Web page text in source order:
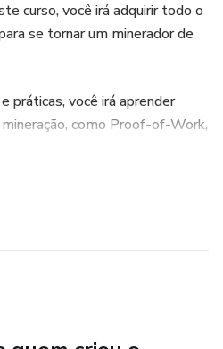
curso, você irá adquirir todo o
se tornar um minerador de
práticas, você irá aprender
como Proof-of-Work,
você também irá entender a
recompensa pela mineração.
estará preparado para